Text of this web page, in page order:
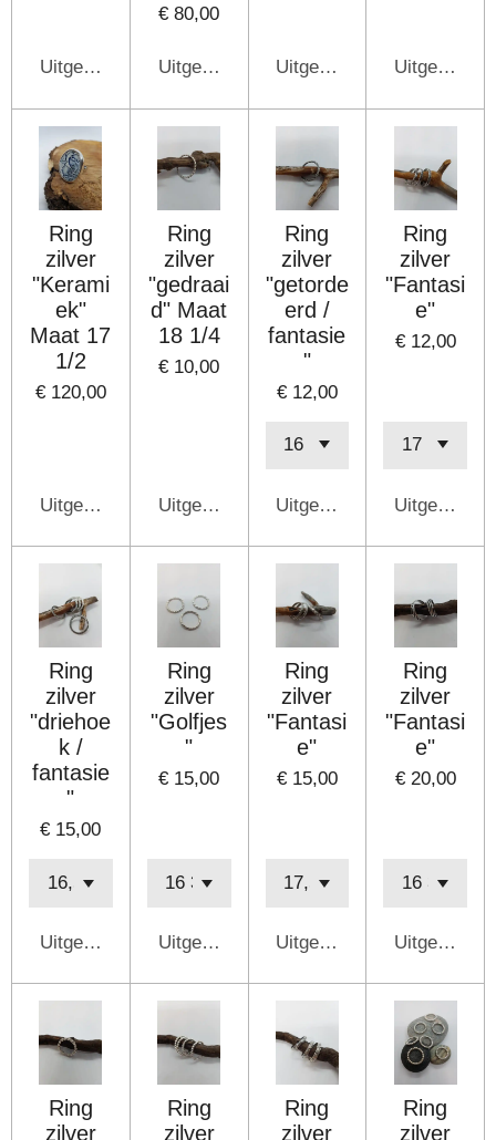
Uitgeschakeld
€ 80,00
Uitgeschakeld Uitgeschakeld
Ring
zilver
"Kerami
ek"
Maat 17
1/2
€ 120,00
Uitgeschakeld
Ring
zilver
"gedraai
d" Maat
18 1/4
€ 10,00
Uitgeschakeld
Ring
zilver
"getorde
erd /
fantasie
"
€ 12,00
Uitgeschakeld
Ring
zilver
"Fantasi
e"
€ 12,00
Ring
zilver
"driehoe
k /
fantasie
"
€ 15,00
Uitgeschakeld
Ring
zilver
"Golfjes
"
€ 15,00
Uitgeschakeld
Ring
zilver
"Fantasi
e"
€ 15,00
Uitgeschakeld
Ring
zilver
"Fantasi
e"
€ 20,00
Ring
zilver
Ring
zilver
Ring
zilver
Ring
zilver